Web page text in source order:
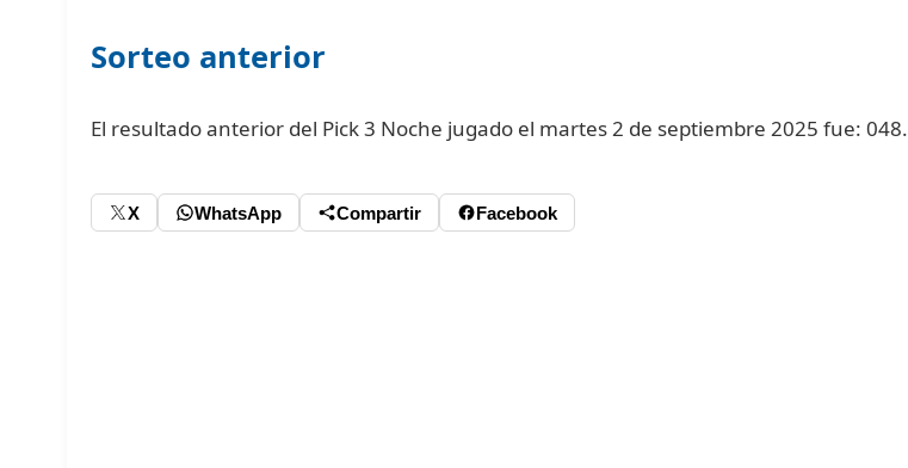
Sorteo anterior
El resultado anterior del Pick 3 Noche jugado el martes 2 de septiembre 2025 fue: 048.
X WhatsApp Compartir Facebook